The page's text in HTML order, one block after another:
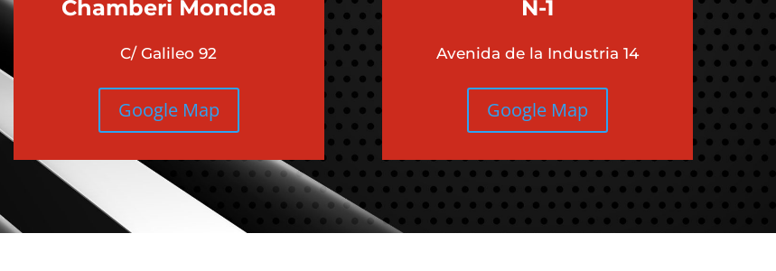
Chamberi Moncloa
C/ Galileo 92
Google Map
N-1
Avenida de la Industria 14
Google Map